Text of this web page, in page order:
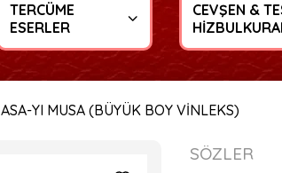
TERCÜME
ESERLER
CEVŞEN &
ASA-YI MUSA (BÜYÜK BOY VİNLEKS)
SÖZLER